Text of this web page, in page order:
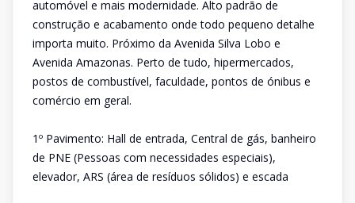
automóvel e mais modernidade. Alto padrão de
construção e acabamento onde todo pequeno detalhe
importa muito. Próximo da Avenida Silva Lobo e
Avenida Amazonas. Perto de tudo, hipermercados,
postos de combustível, faculdade, pontos de ónibus e
comércio em geral.
1º Pavimento: Hall de entrada, Central de gás, banheiro
de PNE (Pessoas com necessidades especiais),
elevador, ARS (área de resíduos sólidos) e escada